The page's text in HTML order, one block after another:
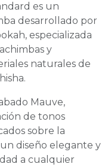
es un
desarrollado por
especializada
y
naturales de
Mauve,
de tonos
sobre la
diseño elegante y
a cualquier